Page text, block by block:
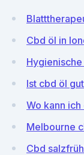
Cbd öl in
Ist cbd öl
Wo kann
Melbourne
Cbd